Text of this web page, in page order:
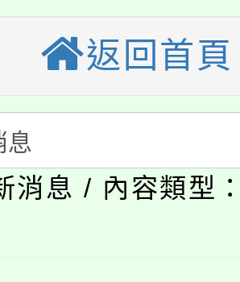
惠，中低收入戶
優惠，詳情可洽有
造教育及科技中
師增能研習
自造教育及科技
研習
生活教案入校路
食農教育專業人
祭」8/29、30在
返回首頁
消息 / 內容類型